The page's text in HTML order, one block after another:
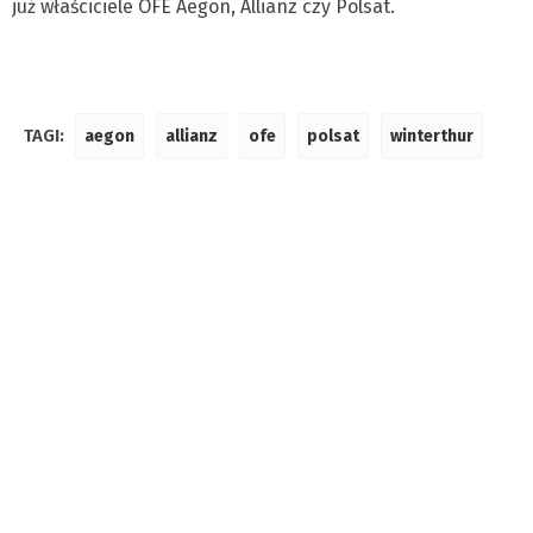
już właściciele OFE Aegon, Allianz czy Polsat.
TAGI: aegon allianz ofe polsat winterthur